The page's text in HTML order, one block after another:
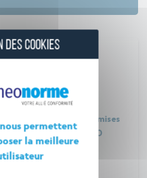
2012 relatif aux
applicables aux
de compostage soumises
sous la rubrique n° 2780
DES COOKIES
permettent
la meilleure